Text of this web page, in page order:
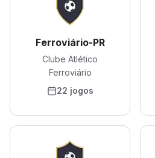
Ferroviário-PR
Clube Atlético
Ferroviário
22 jogos